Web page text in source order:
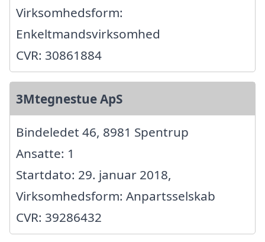
Virksomhedsform:
Enkeltmandsvirksomhed
CVR: 30861884
3Mtegnestue ApS
Bindeledet 46, 8981 Spentrup
Ansatte: 1
Startdato: 29. januar 2018,
Virksomhedsform: Anpartsselskab
CVR: 39286432